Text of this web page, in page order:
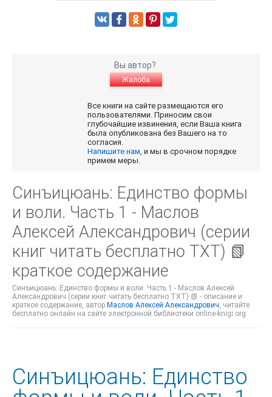
Вы автор?
Жалоба
Все книги на сайте размещаются его
пользователями. Приносим свои
глубочайшие извинения, если Ваша книга
была опубликована без Вашего на то
согласия.
Напишите нам, и мы в срочном порядке
примем меры.
Синъицюань: Единство формы
и воли. Часть 1 - Маслов
Алексей Александрович (серии
книг читать бесплатно TXT) 📗
краткое содержание
Синъицюань: Единство формы и воли. Часть 1 - Маслов Алексей
Александрович (серии книг читать бесплатно TXT) 📗 - описание и
краткое содержание, автор Маслов Алексей Александрович, читайте
бесплатно онлайн на сайте электронной библиотеки online-knigi.org
Синъицюань: Единство